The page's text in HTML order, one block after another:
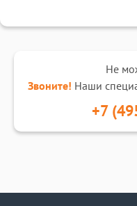
Не
Звоните! Наши
+7